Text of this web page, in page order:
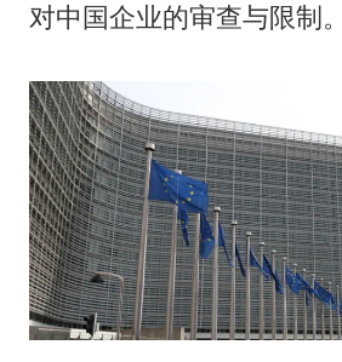
对中国企业的审查与限制。